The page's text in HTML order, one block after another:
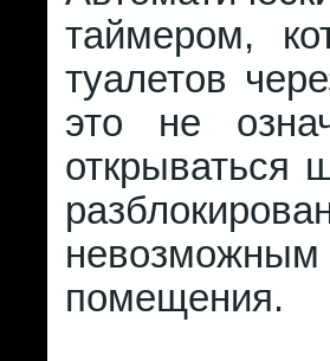
таймером,
туалетов
это не
открываться
невозможным
помещения.